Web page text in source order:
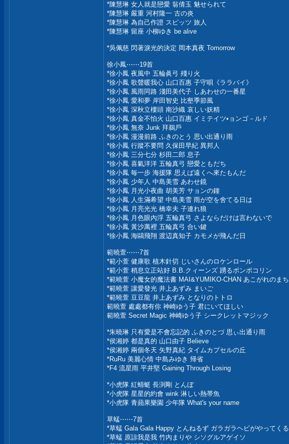
*陳慧琳 女人就是戀愛 翁倩玉 魅せられて
*陳慧琳 嚴重 河村隆一 古の炎
*陳慧琳 為自己作證 スピッツ 旅人
*陳慧琳 留座 小柳ゆき be alive
*吳佩慈 閃著淚光的決定 岡本真夜 Tomorrow
徐小鳳⋯⋯19首
*徐小鳳 夜風中 五輪眞弓 殘り火
*徐小鳳 歌聲暖我心 山口百惠 子守唄《ララバイ》
*徐小鳳 風雨同路 淺田美代子 しあわせの一番星
*徐小鳳 愛和夢 岸田智史 比壑季節風
*徐小鳳 深秋立樓頭 南沙織 哀しい妖精
*徐小鳳 真金不怕火 山口百惠 イミテイツ•ョンゴ－ルド
*徐小鳳 無奈 Junk 拜鵜戶
*徐小鳳 漫漫前路 ふきのとう 思い出通り雨
*徐小鳳 行蹤不要問 久保田早紀 異邦人
*徐小鳳 三分七分 杉田二郎 息子
*徐小鳳 喜氣洋洋 五輪真弓 戀愛ともだち
*徐小鳳 毎一步 海援隊 思えば遠くへ來たもんだ
*徐小鳳 少年人 中島美雪 あわせ鏡
*徐小鳳 月光小夜曲 胡美芳 サョンの鐘
*徐小鳳 人生滿希望 中島美雪 雨が空を舍てる日は
*徐小鳳 月亮光光 橋幸夫 子連れ狼
*徐小鳳 月色眼內浮 五輪真弓 さよならだけは言わないで
*徐小鳳 黃沙萬裡 五輪真弓 合い鍵
*徐小鳳 海鷗飛翔 渡辺真知子 カモメが飛んだ日
範曉萱⋯⋯7首
*範小萱 健康歌 植木針切 じいさんのロケンロール
*範小萱 稍息立正站好 B.B.クィーンズ 踴るポンポコリン
*範曉萱 小魔女的魔法書 MAI&YUMIKO-CHAN あこがれのまち
*範曉萱 讓愛發光 井上あずみ まいご
*範曉萱 豆豆龍 井上あずみ となりのトトロ
範曉萱 處處都有你 神崎ゆう子 君にいてほしい
範曉萱 Secret Magic 神崎ゆう子 シークレットマジック
*朱曉琳 只有愛是不會忘記的 ふきのとづ 思ぃ出通り雨
*侯湘婷 都是真的 山口由子 Believe
*侯湘婷 兩個冬天 矢野真紀 タイムカプセルの丘
*RuRu 美麗心情 中島みゆき 帰省
*F4 流星雨 平井堅 Gaining Through Losing
*小虎隊 紅蜻蜓 長渕剛 とんぼ
*小虎隊 星星的約會 wink 淋しい熱帯魚
*小虎隊 青蘋果樂園 少年隊 What's your name
草蜢⋯⋯7首
*草蜢 Gala Gala Happy とんねるず ガラガラヘビがやってくる
*草蜢 原諒我是我 竹內まりや シソグルアゲイソ